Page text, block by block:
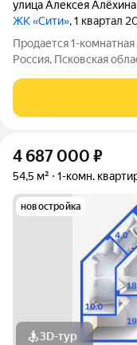
улица Алексея Алёхина
ЖК «Сити», 1 квартал
Продается 1-
Россия, Псковская
000 т.р. - остальная сумма ровно через 6
акция
4 687 000 ₽
54,5 м² 1-комн.
новостройка
3D-тур